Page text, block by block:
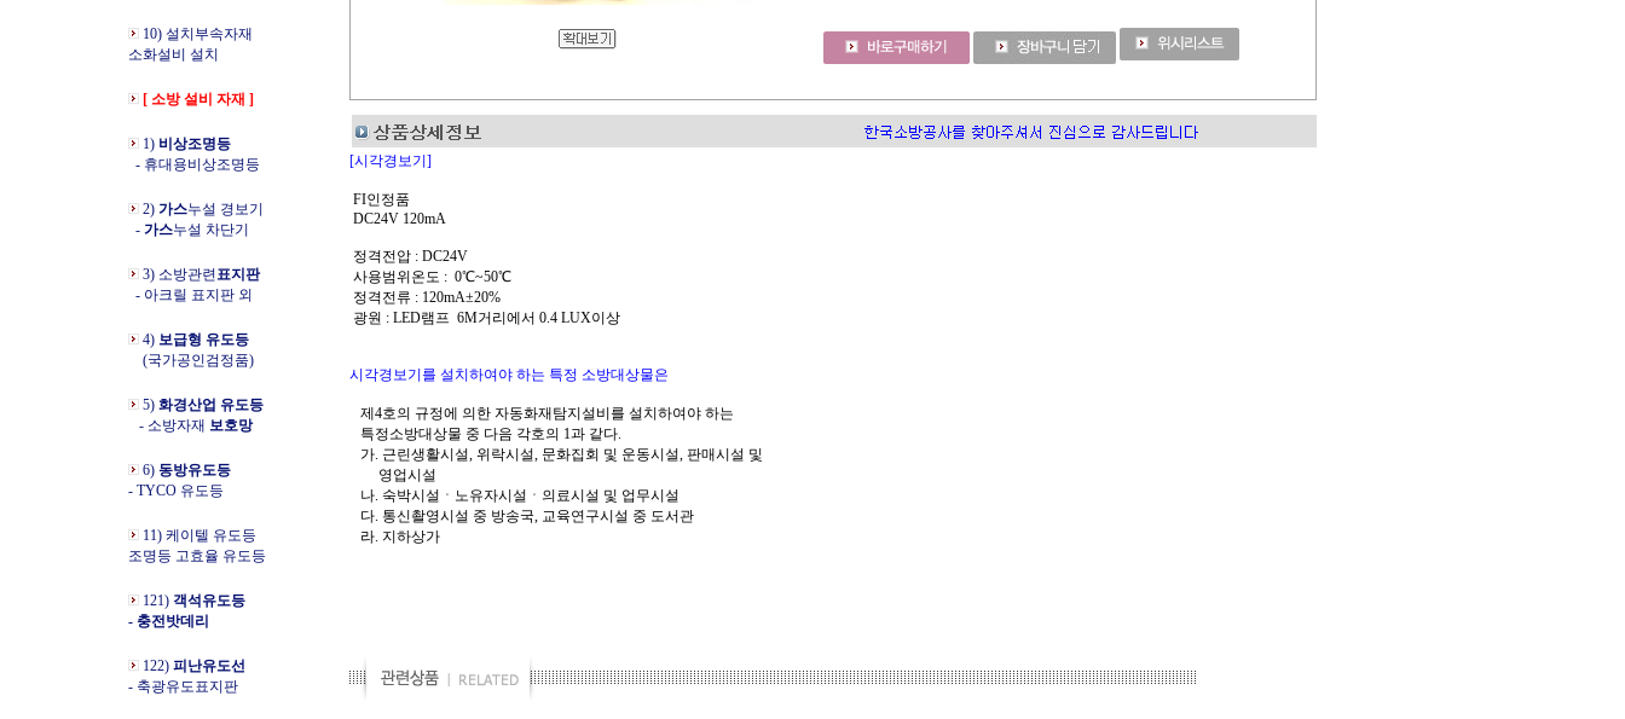
10) 설치부속자재
소화설비 설치
[ 소방 설비 자재 ]
1) 비상조명등
- 휴대용비상조명등
2) 가스누설 경보기
- 가스누설 차단기
3) 소방관련 표지판
- 아크릴 표지판 외
4) 보급형 유도등
(국가공인검정품)
5) 화경산업 유도등
- 소방자재 보호망
6) 동방유도등
- TYCO 유도등
11) 케이텔 유도등
조명등 고효율 유도등
121) 객석유도등
- 충전밧데리
122) 피난유도선
- 축광유도표지판
[시각경보기]
FI인정품
DC24V 120mA
정격전압 : DC24V
사용범위온도 : 0℃~50℃
정격전류 : 120mA±20%
광원 : LED램프 6M거리에서 0.4 LUX이상
시각경보기를 설치하여야 하는 특정 소방대상물은
제4호의 규정에 의한 자동화재탐지설비를 설치하여야 하는
특정소방대상물 중 다음 각호의 1과 같다.
가. 근린생활시설, 위락시설, 문화집회 및 운동시설, 판매시설 및
영업시설
나. 숙박시설ㆍ노유자시설ㆍ의료시설 및 업무시설
다. 통신촬영시설 중 방송국, 교육연구시설 중 도서관
라. 지하상가